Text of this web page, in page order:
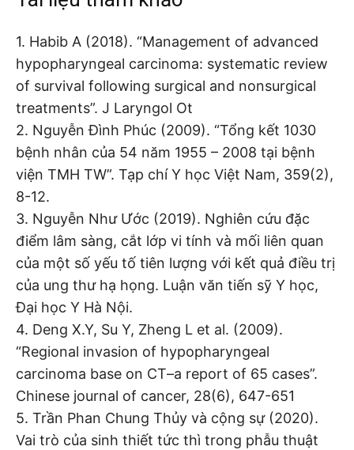
1. Habib A (2018). “Management of advanced
hypopharyngeal carcinoma: systematic review
of survival following surgical and nonsurgical
treatments”. J Laryngol Ot
2. Nguyễn Đình Phúc (2009). “Tổng kết 1030
bệnh nhân của 54 năm 1955 – 2008 tại bệnh
viện TMH TW”. Tạp chí Y học Việt Nam, 359(2),
8-12.
3. Nguyễn Như Ước (2019). Nghiên cứu đặc
điểm lâm sàng, cắt lớp vi tính và mối liên quan
của một số yếu tố tiên lượng với kết quả điều trị
của ung thư hạ họng. Luận văn tiến sỹ Y học,
Đại học Y Hà Nội.
4. Deng X.Y, Su Y, Zheng L et al. (2009).
“Regional invasion of hypopharyngeal
carcinoma base on CT–a report of 65 cases”.
Chinese journal of cancer, 28(6), 647-651
5. Trần Phan Chung Thủy và cộng sự (2020).
Vai trò của sinh thiết tức thì trong phẫu thuật